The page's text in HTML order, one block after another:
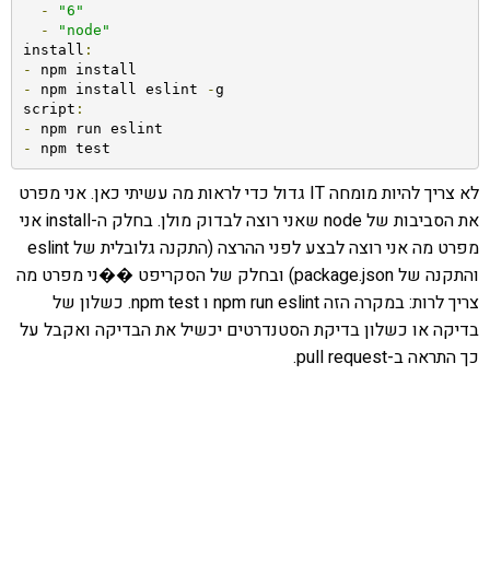
-
"6"
-
"node"
install :
-
- npm install eslint -g
script :
-
- npm test
לא צריך להיות מומחה IT גדול כדי לראות מה עשיתי כאן. אני מפרט
את הסביבות של node שאני רוצה לבדוק מולן. בחלק ה-install אני
מפרט מה אני רוצה לבצע לפני ההרצה (התקנה גלובלית של eslint
והתקנה של package.json) ובחלק של הסקריפט ��ני מפרט מה
צריך לרות: במקרה הזה npm run eslint ו npm test. כשלון של
בדיקה או כשלון בדיקת הסטנדרטים יכשיל את הבדיקה ואקבל על
כך התראה ב-pull request.